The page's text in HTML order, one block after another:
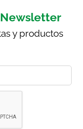
y productos